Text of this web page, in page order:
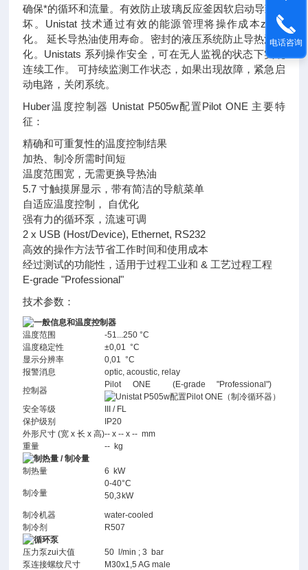
确保*的循环和流量。有效防止玻璃反应釜因软启动导致损
坏。Unistat 技术通过有效的能源管理将操作成本zui小
化。 延长导热油使用寿命。密封的液压系统防止导热油氧
化。Unistats 系列操作安全，可在无人监视的状态下实现
连续工作。 可持续监测工作状态，如果出现故障，紧急启
动电路，关闭系统。
Huber温度控制器 Unistat P505w配置Pilot ONE 主要特
征：
精确和可重复性的温度控制结果
加热、制冷所需时间短
温度范围宽，无需更换导热油
5.7 寸触摸屏显示，带有简洁的导航菜单
自适应温度控制， 自优化
强有力的循环泵，流速可调
2 x USB (Host/Device), Ethernet, RS232
高效的操作方法节省工作时间和使用成本
经过测试的功能性，适用于过程工业和 & 工艺过程工程
E-grade "Professional"
技术参数：
一般信息和温度控制器
温度范围
-51...250 °C
温度稳定性
±0,01 °C
显示分辨率
0,01 °C
报警消息
optic, acoustic, relay
控制器
Pilot ONE (E-grade "Professional")
安全等级
III / FL
保护级别
IP20
外形尺寸 (宽 x 长 x 高)-- x -- x -- mm
重量
-- kg
制热量 / 制冷量
制热量
6 kW
制冷量
0-40°C
50,3 kW
制冷机器
water-cooled
制冷剂
R507
循环泵
压力泵zui大值
50 l/min ; 3 bar
泵连接螺纹尺寸
M30x1,5 AG male
电话咨询